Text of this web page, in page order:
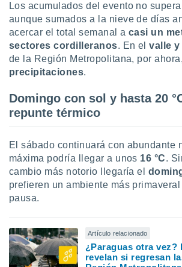
Los acumulados del evento no
aunque sumados a la nieve de días
acercar el total semanal a casi un
sectores cordilleranos. En el valle
de la Región Metropolitana, por ahora,
precipitaciones.
Domingo con sol y hasta 20
repunte térmico
El sábado continuará con abundante
máxima podría llegar a unos 16 °C.
cambio más notorio llegaría el
prefieren un ambiente más
pausa.
Artículo relacionado
¿Paraguas otra vez?
revelan si regresan